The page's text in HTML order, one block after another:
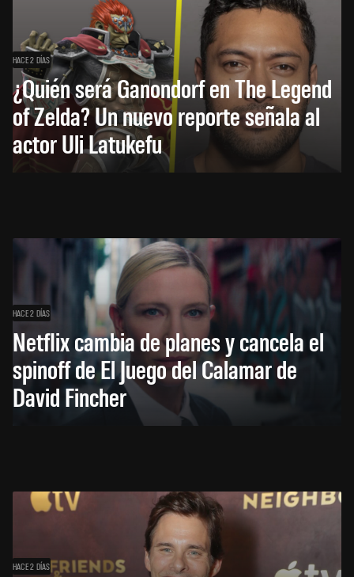
HACE 2 DÍAS
¿Quién será Ganondorf en The Legend
of Zelda? Un nuevo reporte señala al
actor Uli Latukefu
HACE 2 DÍAS
Netflix cambia de planes y cancela el
spinoff de El Juego del Calamar de
David Fincher
HACE 2 DÍAS